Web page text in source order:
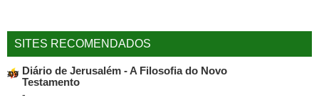
SITES RECOMENDADOS
Diário de Jerusalém - A Filosofia do Novo
Testamento
-